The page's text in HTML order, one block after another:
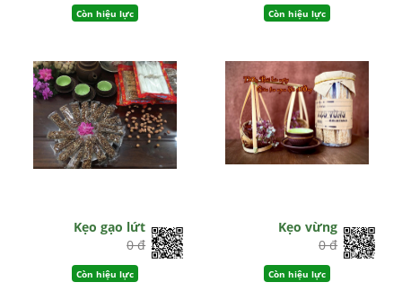
Còn hiệu lực Còn hiệu lực
Kẹo gạo lứt
0 đ
Còn hiệu lực
Kẹo vừng
0 đ
Còn hiệu lực